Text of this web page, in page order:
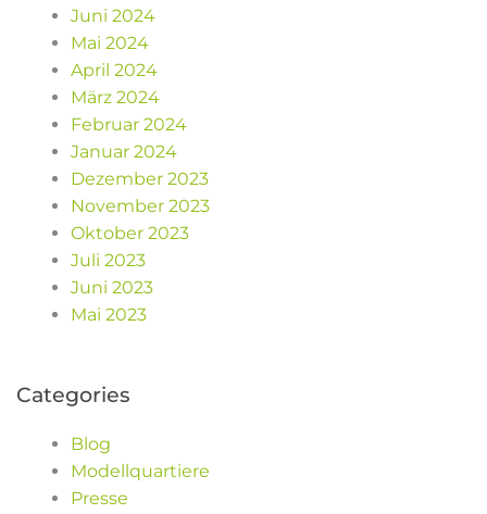
Juni 2024
Mai 2024
April 2024
März 2024
Februar 2024
Januar 2024
Dezember 2023
November 2023
Oktober 2023
Juli 2023
Juni 2023
Mai 2023
Categories
Blog
Modellquartiere
Presse